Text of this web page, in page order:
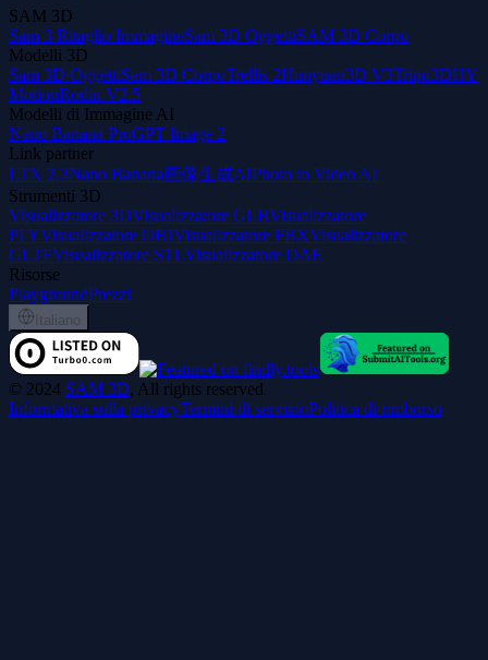
SAM 3D
Sam 3 Ritaglio ImmagineSam 3D OggettiSAM 3D Corpo
Modelli 3D
Sam 3D OggettiSam 3D CorpoTrellis 2Hunyuan3D V3Tripo3DHY
MotionRodin V2.5
Modelli di Immagine AI
Nano Banana ProGPT Image 2
Link partner
LTX 2.3Nano Banana画像生成AIPhoto to Video AI
Strumenti 3D
Visualizzatore 3DVisualizzatore GLBVisualizzatore
PLYVisualizzatore OBJVisualizzatore FBXVisualizzatore
GLTFVisualizzatore STLVisualizzatore DAE
Risorse
PlaygroundPrezzi
Italiano
© 2024 SAM 3D, All rights reserved
Informativa sulla privacyTermini di servizioPolitica di rimborso